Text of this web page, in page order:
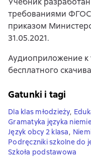
требованиями
приказом
31.05.2021.
Аудиоприложение к
бесплатного
Gatunki i tagi
Dla klas młodzieży,
Gramatyka języka
Język obcy 2 klasa,
Podręczniki szkolne do
Szkoła podstawowa